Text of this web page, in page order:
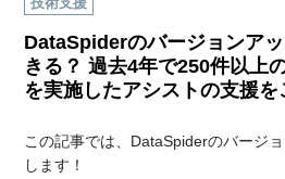
DataSpiderのバージョンア
きる？ 過去4年で250件以上
を実施したアシストの支援を
この記事では、DataSpiderのバージ
します！